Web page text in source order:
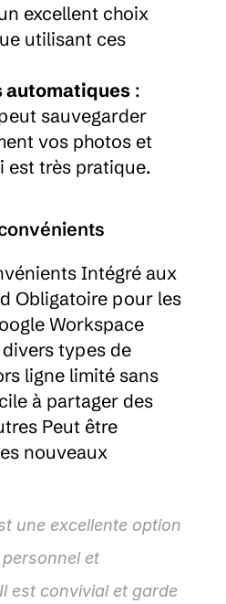
excellent choix
utilisant ces
automatiques :
sauvegarder
vos photos et
est très pratique.
Intégré aux
Obligatoire pour les
Workspace
types de
ligne limité sans
à partager des
Peut être
nouveaux
une excellente option
et
est convivial et garde